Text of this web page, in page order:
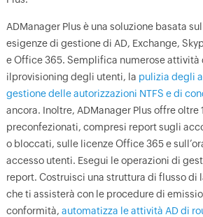
ADManager Plus è una soluzione basata
esigenze di gestione di AD, Exchange,
e Office 365. Semplifica numerose attività
ilprovisioning degli utenti, la pulizia degli
gestione delle autorizzazioni NTFS e di
ancora. Inoltre, ADManager Plus offre oltre
preconfezionati, compresi report sugli
o bloccati, sulle licenze Office 365 e
accesso utenti. Esegui le operazioni di
report. Costruisci una struttura di flusso di
che ti assisterà con le procedure di
conformità, automatizza le attività AD di